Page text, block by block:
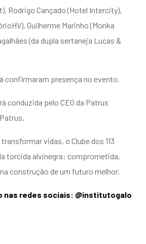
Rodrigo Cançado (Hotel Intercity),
Guilherme Marinho (Monka
(da dupla sertaneja Lucas &
confirmaram presença no evento.
conduzida pelo CEO da Patrus
vidas, o Clube dos 113
torcida alvinegra: comprometida,
construção de um futuro melhor.
nas redes sociais: @institutogalo